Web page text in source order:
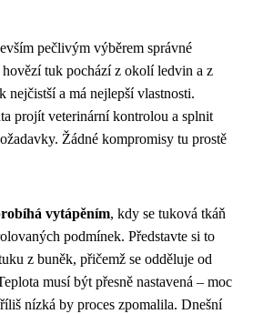
pečlivým výběrem správné
tuk pochází z okolí ledvin a z
nejčistší a má nejlepší vlastnosti.
projít veterinární kontrolou a splnit
Žádné kompromisy tu prostě
vytápěním, kdy se tuková tkáň
podmínek. Představte si to
z buněk, přičemž se odděluje od
musí být přesně nastavená – moc
nízká by proces zpomalila. Dnešní